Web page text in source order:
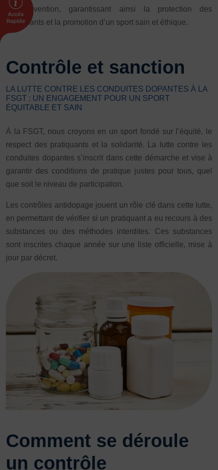
de prévention, garantissant ainsi la protection des
pratiquants et la promotion d’un sport sain et éthique.
Contrôle et sanction
LA LUTTE CONTRE LES CONDUITES DOPANTES À LA
FSGT : UN ENGAGEMENT POUR UN SPORT
ÉQUITABLE ET SAIN
À la FSGT, nous croyons en un sport fondé sur l’équité, le
respect des pratiquants et la solidarité. La lutte contre les
conduites dopantes s’inscrit dans cette démarche et vise à
garantir des conditions de pratique justes pour tous, quel
que soit le niveau de participation.
Les contrôles antidopage jouent un rôle clé dans cette lutte,
en permettant de vérifier si un pratiquant a eu recours à des
substances ou des méthodes interdites. Ces substances
sont inscrites chaque année sur une liste officielle, mise à
jour par décret.
Comment se déroule
un contrôle